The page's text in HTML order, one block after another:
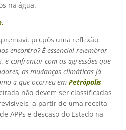
na água.
propôs uma reflexão
encontra? É essencial relembrar
e confrontar com as agressões que
as mudanças climáticas já
a que ocorreu em Petrópolis
não devem ser classificadas
a partir de uma receita
APPs e descaso do Estado na